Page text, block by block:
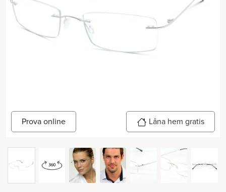
Prova online Låna hem gratis